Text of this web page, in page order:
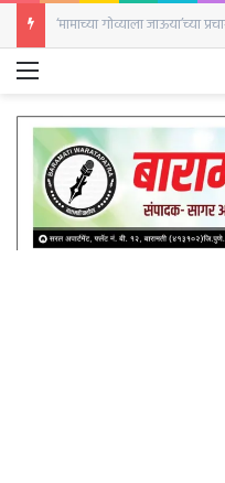
Menu